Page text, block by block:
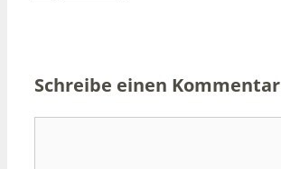
Schreibe einen Kommentar